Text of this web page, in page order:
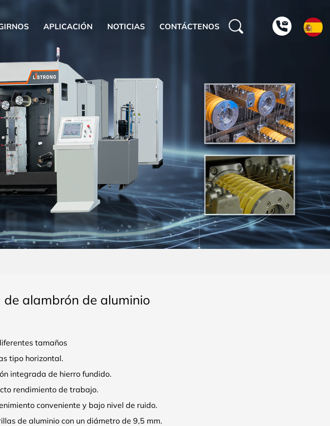
APLICACIÓN NOTICIAS CONTÁCTENOS
alambrón de aluminio
tamaños
tipo horizontal.
integrada de hierro fundido.
rendimiento de trabajo.
conveniente y bajo nivel de ruido.
de aluminio con un diámetro de 9,5 mm.